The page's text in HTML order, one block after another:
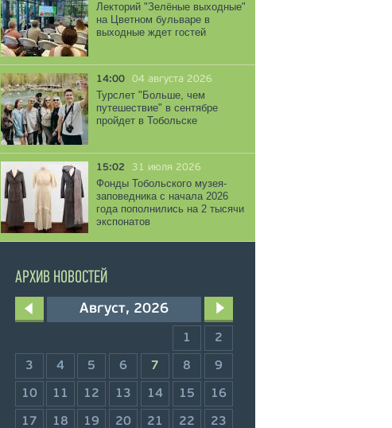
Лекторий "Зелёные выходные"
на Цветном бульваре в
выходные ждет гостей
14:00 04 августа 2026
Турслет "Больше, чем
путешествие" в сентябре
пройдет в Тобольске
15:02 31 июля 2026
Фонды Тобольского музея-
заповедника с начала 2026
года пополнились на 2 тысячи
экспонатов
АРХИВ НОВОСТЕЙ
Август, 2026
1 2
3 4 5 6 7 8 9
10 11 12 13 14 15 16
17 18 19 20 21 22 23